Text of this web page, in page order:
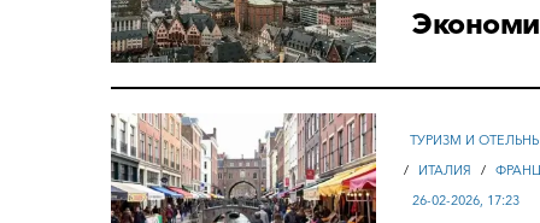
ТУРИЗМ И
/
ИТАЛИЯ /
26-02-2026, 17:23